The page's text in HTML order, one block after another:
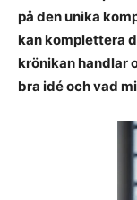
på den unika
kan komplettera
krönikan handlar
bra idé och vad